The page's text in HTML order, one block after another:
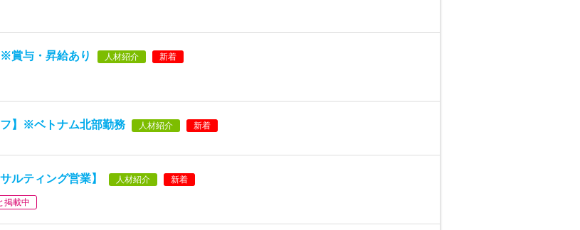
賞与・昇給あり 人材紹介 新着
】※ベトナム北部勤務 人材紹介 新着
ルティング営業】 人材紹介 新着
掲載中